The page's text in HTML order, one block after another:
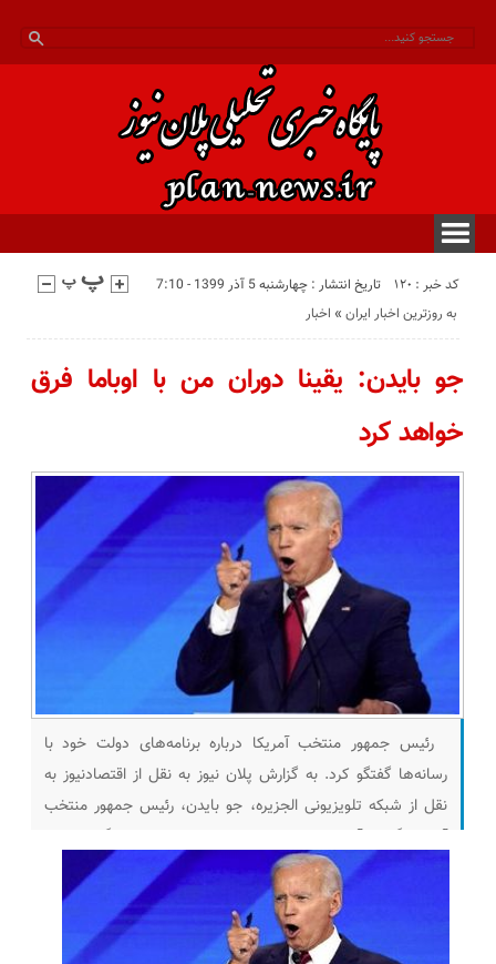
کد خبر : 120
تاریخ انتشار : چهارشنبه 5 آذر 1399 - 7:10
اخبار « به روزترین اخبار ایران
جو بایدن: یقینا دوران من با اوباما فرق
خواهد کرد
رئیس جمهور منتخب آمریکا درباره برنامه‌های دولت خود با
رسانه‌ها گفتگو کرد. به گزارش پلان نیوز به نقل از اقتصادنیوز به
نقل از شبکه تلویزیونی الجزیره، جو بایدن، رئیس جمهور منتخب
آمریکا گفت: آمریکا به عرصه بین المللی باز خواهد گشت و به
وظیفه اش در شکل دهی ائتلاف‌ها عمل خواهد کرد. به گزارش